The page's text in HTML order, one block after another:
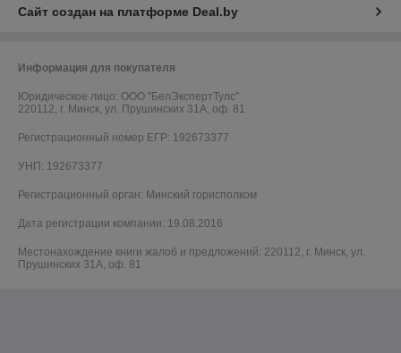
Сайт создан на платформе Deal.by
Информация для покупателя
Юридическое лицо: ООО "БелЭкспертТулс"
220112, г. Минск, ул. Прушинских 31А, оф. 81
Регистрационный номер ЕГР: 192673377
УНП: 192673377
Регистрационный орган: Минский горисполком
Дата регистрации компании: 19.08.2016
Местонахождение книги жалоб и предложений: 220112, г. Минск, ул.
Прушинских 31А, оф. 81